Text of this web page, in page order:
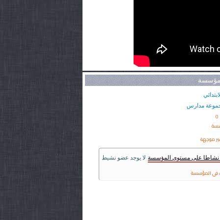
مدارس
0
موجهة
نشاطا على مستوى المؤسسة لا يوجد عضو نشيط
المؤسسة